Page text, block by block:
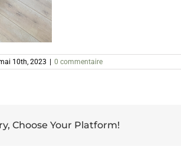
10th, 2023 0 commentaire
Choose Your Platform!